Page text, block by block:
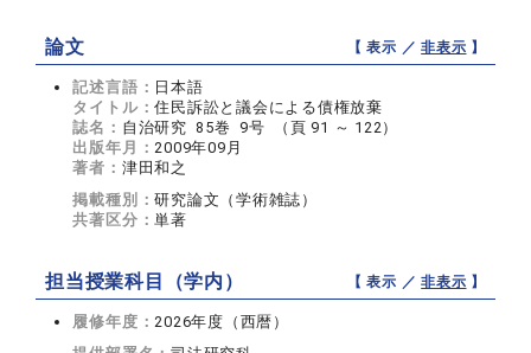
論文 【 表示 ／非表示 】
記述言語： 日本語
タイトル：住民訴訟と議会による債権放棄
誌名： 自治研究 85巻 9号 （頁 91 ～ 122）
出版年月：2009年09月
著者： 津田和之
掲載種別：研究論文（学術雑誌）
共著区分：単著
担当授業科目（学内） 【 表示 ／非表示 】
履修年度：2026年度（西暦）